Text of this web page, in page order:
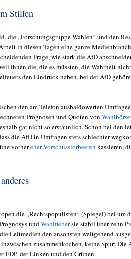
Stillen
die „Forschungsgruppe Wahlen“ und den
in diesen Tagen eine ganze
Frage, wie stark die AfD
ihnen die, die es müssten, die Wahrheit
den Eindruck haben, bei der AfD
den am Telefon ausbaldowerten
Prognosen und Quoten von
gar nicht so erstaunlich. Schon bei den
die AfD in Umfragen stets schlechter
vorhereher Vorschusslorbeeren kassieren,
die „Rechtspopulisten“ (Spiegel) bei um
und Wahlfiebersie stabil über zehn
Leitmedien den ansonsten weitgehend
inzwischen zusammenkochen, keine Spur:
FDP, der Linken und den Grünen.